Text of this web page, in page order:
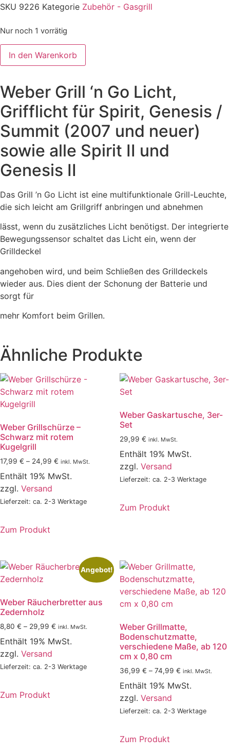
SKU 9226 Kategorie Zubehör - Gasgrill
Nur noch 1 vorrätig
Weber
Grill
‘n
Grifflicht
für
Spirit,
Genesis
Summit
(2007
und
neuer)
sowie
alle
Spirit
und
Genesis
II
In den Warenkorb
Weber Grill ‘n Go Licht,
Grifflicht für Spirit, Genesis /
Summit (2007 und neuer)
sowie alle Spirit II und
Genesis II
Das Grill ’n Go Licht ist eine multifunktionale Grill-Leuchte,
die sich leicht am Grillgriff anbringen und abnehmen
lässt, wenn du zusätzliches Licht benötigst. Der integrierte
Bewegungssensor schaltet das Licht ein, wenn der
Grilldeckel
angehoben wird, und beim Schließen des Grilldeckels
wieder aus. Dies dient der Schonung der Batterie und
sorgt für
mehr Komfort beim Grillen.
Ähnliche Produkte
Weber Grillschürze –
Schwarz mit rotem
Kugelgrill
17,99 € – 24,99 € Preisspanne:
17,99 €
bis
inkl. MwSt.
Enthält 19% MwSt.
zzgl. Versand
Lieferzeit: ca. 2-3 Werktage
Zum Produkt
weist
mehrere
auf.
Die
Optionen
können
auf
der
gewählt
Weber Gaskartusche, 3er-
Set
29,99 € inkl. MwSt.
Enthält 19% MwSt.
zzgl. Versand
Lieferzeit: ca. 2-3 Werktage
Zum Produkt
Angebot!
Weber Räucherbretter aus
Zedernholz
8,80 € – 29,99 € Preisspanne:
bis
inkl. MwSt.
Enthält 19% MwSt.
zzgl. Versand
Lieferzeit: ca. 2-3 Werktage
Zum Produkt
Weber Grillmatte,
Bodenschutzmatte,
verschiedene Maße, ab 120
cm x 0,80 cm
36,99 € – 74,99 €Preisspanne:
bis
inkl. MwSt.
Enthält 19% MwSt.
zzgl. Versand
Lieferzeit: ca. 2-3 Werktage
Zum Produkt